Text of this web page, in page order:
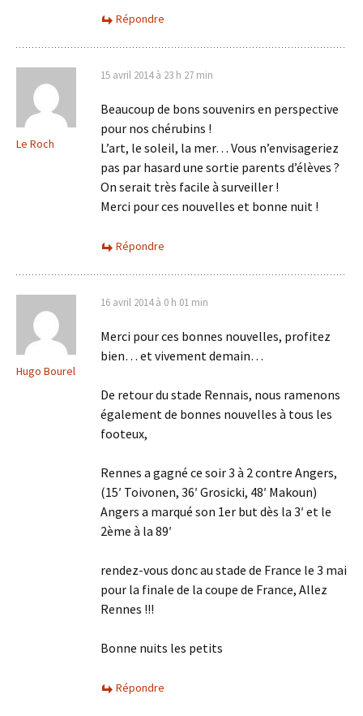
Répondre
Le Roch
15 avril 2014 à 23 h 27 min
Beaucoup de bons souvenirs en perspective
pour nos chérubins !
L’art, le soleil, la mer… Vous n’envisageriez
pas par hasard une sortie parents d’élèves ?
On serait très facile à surveiller !
Merci pour ces nouvelles et bonne nuit !
Répondre
Hugo Bourel
16 avril 2014 à 0 h 01 min
Merci pour ces bonnes nouvelles, profitez
bien… et vivement demain…
De retour du stade Rennais, nous ramenons
également de bonnes nouvelles à tous les
footeux,
Rennes a gagné ce soir 3 à 2 contre Angers,
(15′ Toivonen, 36′ Grosicki, 48′ Makoun)
Angers a marqué son 1er but dès la 3′ et le
2ème à la 89′
rendez-vous donc au stade de France le 3 mai
pour la finale de la coupe de France, Allez
Rennes !!!
Bonne nuits les petits
Répondre